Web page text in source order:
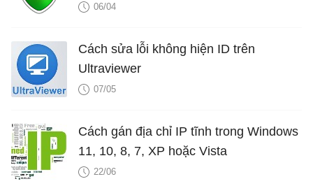
06/04
Cách sửa lỗi không hiện ID trên
Ultraviewer
07/05
Cách gán địa chỉ IP tĩnh trong Windows
11, 10, 8, 7, XP hoặc Vista
22/06